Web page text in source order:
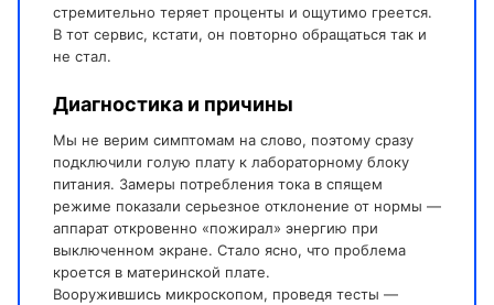
стремительно теряет проценты и ощутимо греется.
В тот сервис, кстати, он повторно обращаться так и
не стал.
Диагностика и причины
Мы не верим симптомам на слово, поэтому сразу
подключили голую плату к лабораторному блоку
питания. Замеры потребления тока в спящем
режиме показали серьезное отклонение от нормы —
аппарат откровенно «пожирал» энергию при
выключенном экране. Стало ясно, что проблема
кроется в материнской плате.
Вооружившись микроскопом, проведя тесты —